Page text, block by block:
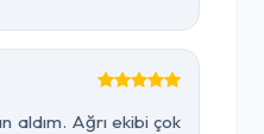
aldım. Ağrı ekibi çok